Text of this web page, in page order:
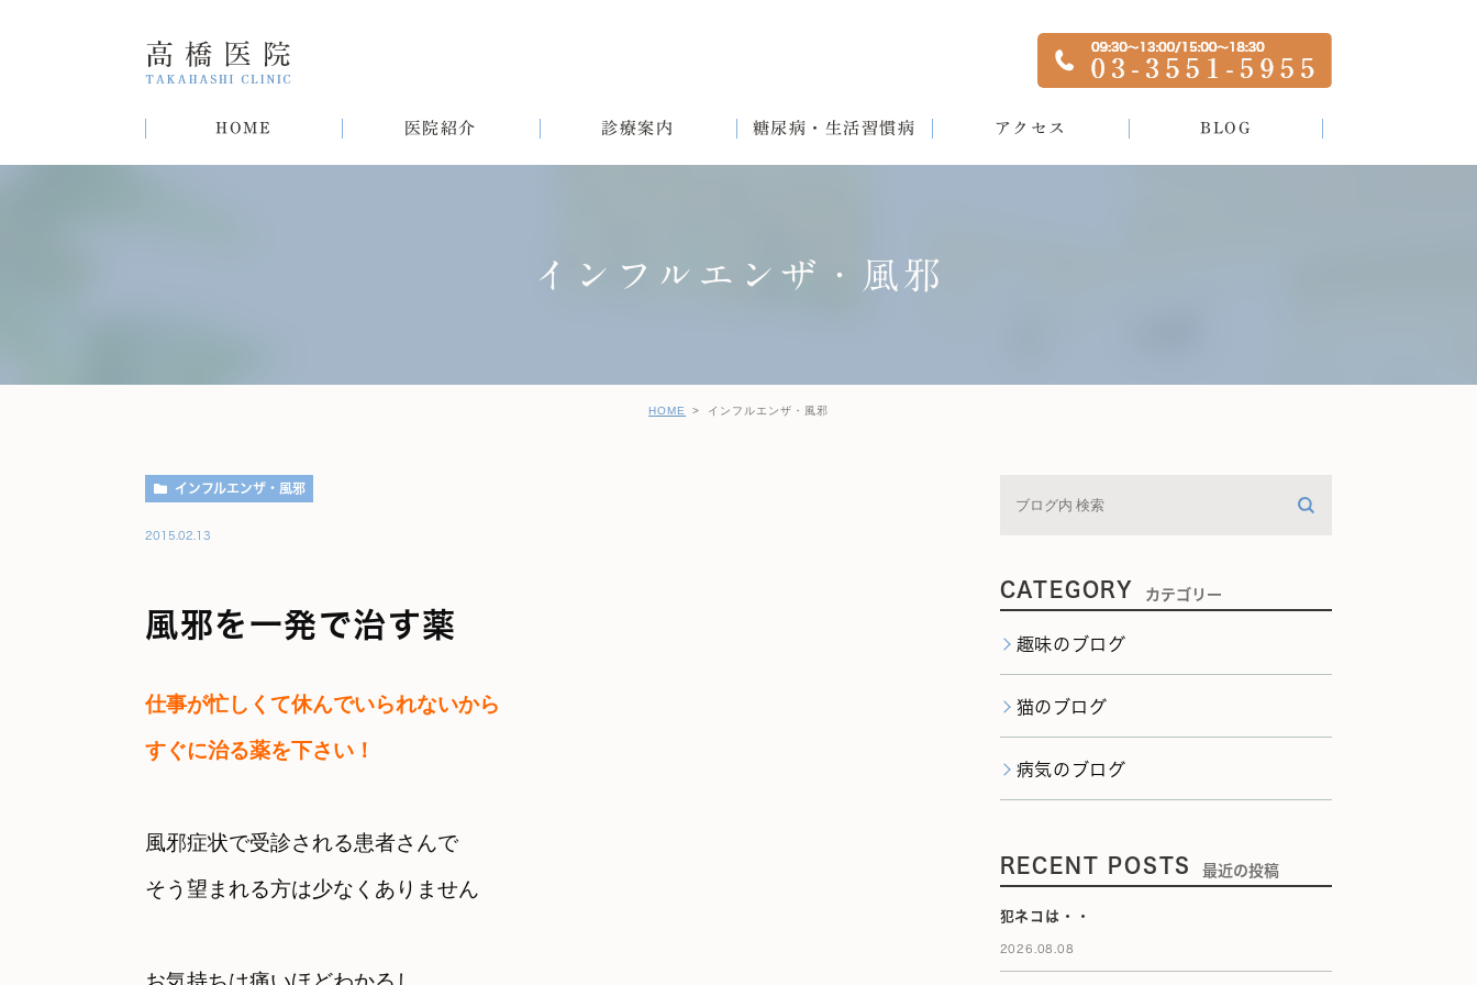
HOME 医院紹介
English
診療案内 糖尿病・生活習慣病
女性と生活習慣病 健診後の治療について
アクセス BLOG
インフルエンザ・風邪
HOME インフルエンザ・風邪
インフルエンザ・風邪
2015.02.13
風邪を一発で治す薬
仕事が忙しくて休んでいられないから
すぐに治る薬を下さい！
風邪症状で受診される患者さんで
そう望まれる方は少なくありません
CATEGORY カテゴリー
趣味のブログ
猫のブログ
病気のブログ
RECENT POSTS 最近の投稿
犯ネコは・・
2026.08.08